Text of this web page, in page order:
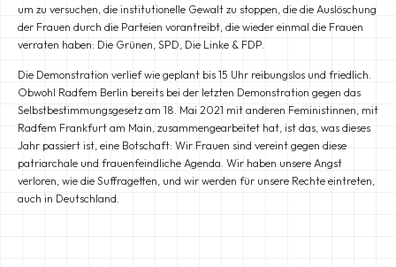
um zu versuchen, die institutionelle Gewalt zu stoppen, die die Auslöschung
der Frauen durch die Parteien vorantreibt, die wieder einmal die Frauen
verraten haben: Die Grünen, SPD, Die Linke & FDP.
Die Demonstration verlief wie geplant bis 15 Uhr reibungslos und friedlich.
Obwohl Radfem Berlin bereits bei der letzten Demonstration gegen das
Selbstbestimmungsgesetz am 18. Mai 2021 mit anderen Feministinnen, mit
Radfem Frankfurt am Main, zusammengearbeitet hat, ist das, was dieses
Jahr passiert ist, eine Botschaft: Wir Frauen sind vereint gegen diese
patriarchale und frauenfeindliche Agenda. Wir haben unsere Angst
verloren, wie die Suffragetten, und wir werden für unsere Rechte eintreten,
auch in Deutschland.